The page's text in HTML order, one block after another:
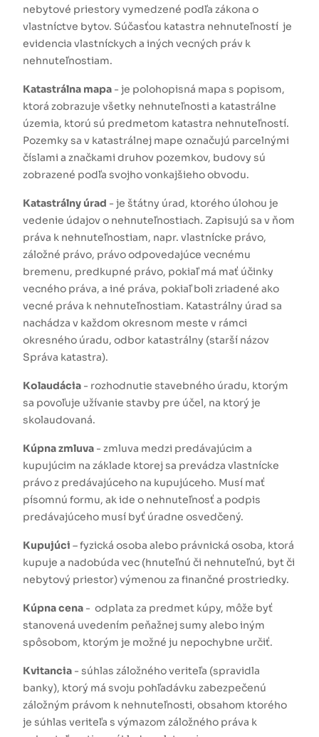
nebytové priestory vymedzené podľa zákona o
vlastníctve bytov. Súčasťou katastra nehnuteľností je
evidencia vlastníckych a iných vecných práv k
nehnuteľnostiam.
Katastrálna mapa - je polohopisná mapa s popisom,
ktorá zobrazuje všetky nehnuteľnosti a katastrálne
územia, ktorú sú predmetom katastra nehnuteľností.
Pozemky sa v katastrálnej mape označujú parcelnými
číslami a značkami druhov pozemkov, budovy sú
zobrazené podľa svojho vonkajšieho obvodu.
Katastrálny úrad - je štátny úrad, ktorého úlohou je
vedenie údajov o nehnuteľnostiach. Zapisujú sa v ňom
práva k nehnuteľnostiam, napr. vlastnícke právo,
záložné právo, právo odpovedajúce vecnému
bremenu, predkupné právo, pokiaľ má mať účinky
vecného práva, a iné práva, pokiaľ boli zriadené ako
vecné práva k nehnuteľnostiam. Katastrálny úrad sa
nachádza v každom okresnom meste v rámci
okresného úradu, odbor katastrálny (starší názov
Správa katastra).
Kolaudácia - rozhodnutie stavebného úradu, ktorým
sa povoľuje užívanie stavby pre účel, na ktorý je
skolaudovaná.
Kúpna zmluva - zmluva medzi predávajúcim a
kupujúcim na základe ktorej sa prevádza vlastnícke
právo z predávajúceho na kupujúceho. Musí mať
písomnú formu, ak ide o nehnuteľnosť a podpis
predávajúceho musí byť úradne osvedčený.
Kupujúci – fyzická osoba alebo právnická osoba, ktorá
kupuje a nadobúda vec (hnuteľnú či nehnuteľnú, byt či
nebytový priestor) výmenou za finančné prostriedky.
Kúpna cena - odplata za predmet kúpy, môže byť
stanovená uvedením peňažnej sumy alebo iným
spôsobom, ktorým je možné ju nepochybne určiť.
Kvitancia - súhlas záložného veriteľa (spravidla
banky), ktorý má svoju pohľadávku zabezpečenú
záložným právom k nehnuteľnosti, obsahom ktorého
je súhlas veriteľa s výmazom záložného práva k